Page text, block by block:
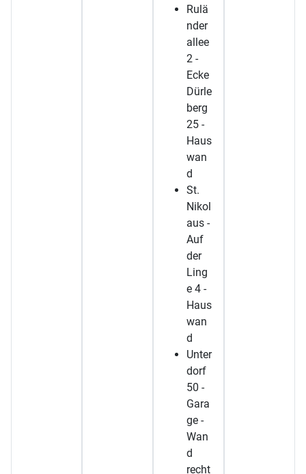
Rulä
nder
allee
2 -
Ecke
Dürle
berg
25 -
Haus
wan
d
St.
Nikol
aus -
Auf
der
Ling
e 4 -
Haus
wan
d
Unter
dorf
50 -
Gara
ge -
Wan
d
recht